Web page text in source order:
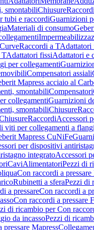
smontabiliChiusureRaccordi
tubi e raccordiGuarnizioni
Materiali di consumo
CurveRaccordi a TAdattatori
TAdattatori fissiAdattatori e
per collegamenti
Compensatori assiali
Mapress acciaio al
smontabiliCompensatori
collegamentiGuarnizioni
smontabiliChiusure
RaccordiAccessori
viti per collegamenti a
Mapress CuNiFe
per dispositivi
integratoAccessori
CaviAlimentatoriPezzi di
Con raccordi a
Rubinetti a sferaPezzi di
a pressareCon raccordi a
Con raccordi a pressare
di ricambio per Con
da incassoPezzi di
pressare Mapress